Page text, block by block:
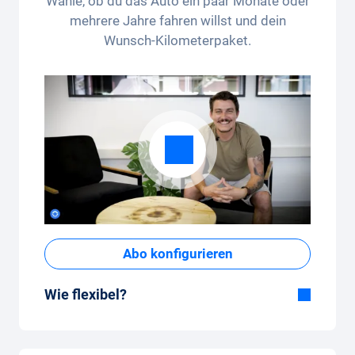
mehrere Jahre fahren willst und dein
Wunsch-Kilometerpaket.
Abo konfigurieren
Wie flexibel?